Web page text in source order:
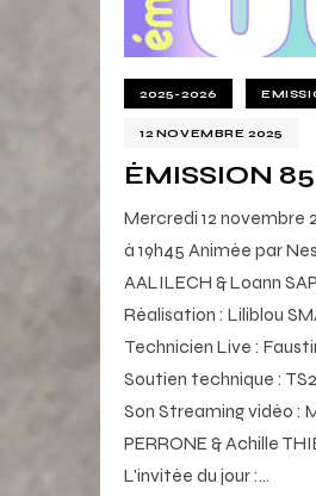
2025-2026
12 NOVEMBRE 2025
ÉMISSION 85
Mercredi 12 novembre
à 19h45 Animée par
AALILECH & Loann
Réalisation : Liliblou
Technicien Live :
Soutien technique :
Son Streaming vidéo :
PERRONE & Achille
L'invitée du jour :…